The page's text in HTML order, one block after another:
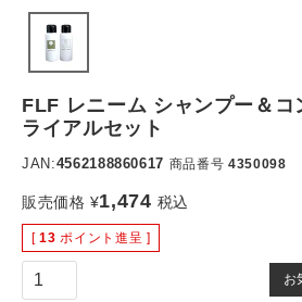
FLF レニーム シャンプー＆コ
ライアルセット
JAN:4562188860617 商品番号 4350098
販売価格 ¥1,474 税込
[ 13 ポイント進呈 ]
お